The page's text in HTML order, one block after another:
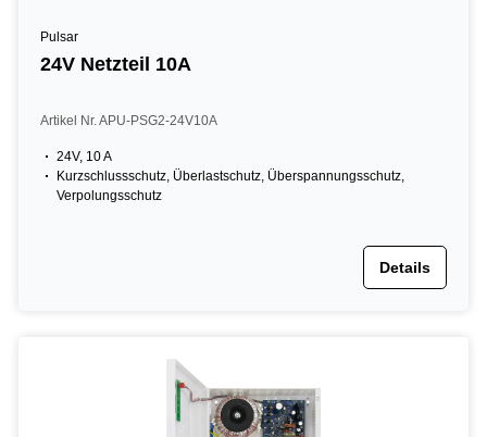
Pulsar
24V Netzteil 10A
Artikel Nr. APU-PSG2-24V10A
24V, 10 A
Kurzschlussschutz, Überlastschutz, Überspannungsschutz,
Verpolungsschutz
Details